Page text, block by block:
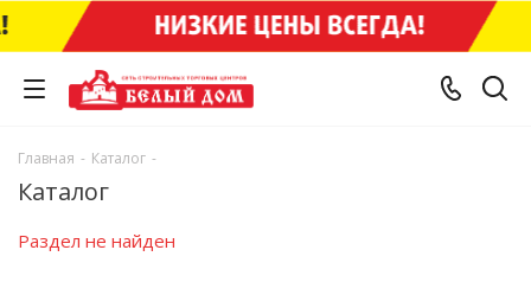
Главная - Каталог -
Каталог
Раздел не найден